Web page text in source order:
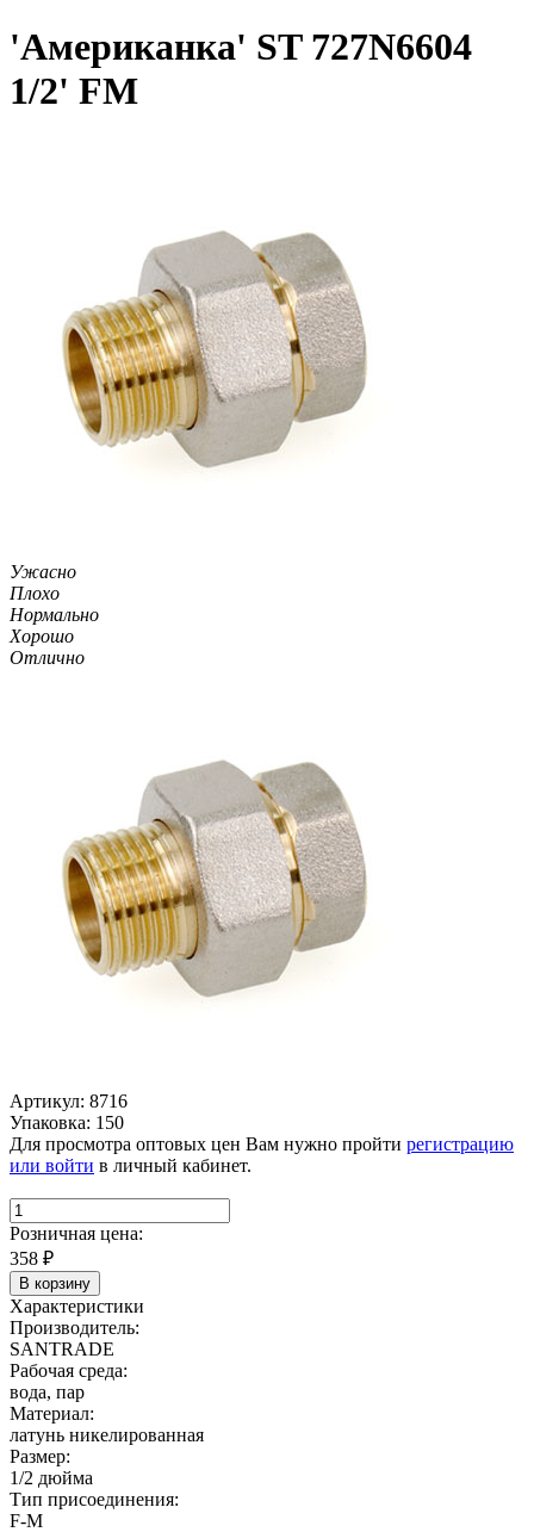
'Американка' ST 727N6604
1/2' FM
Ужасно
Плохо
Нормально
Хорошо
Отлично
Артикул: 8716
Упаковка: 150
Для просмотра оптовых цен Вам нужно пройти регистрацию
или войти в личный кабинет.
Розничная цена:
358 ₽
В корзину
Характеристики
Производитель:
SANTRADE
Рабочая среда:
вода, пар
Материал:
латунь никелированная
Размер:
1/2 дюйма
Тип присоединения:
F-M